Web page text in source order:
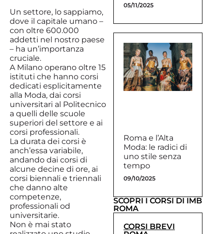
Un settore, lo sappiamo,
dove il capitale umano –
con oltre 600.000
addetti nel nostro paese
– ha un’importanza
cruciale.
A Milano operano oltre 15
istituti che hanno corsi
dedicati esplicitamente
alla Moda, dai corsi
universitari al Politecnico
a quelli delle scuole
superiori del settore e ai
corsi professionali.
La durata dei corsi è
anch’essa variabile,
andando dai corsi di
alcune decine di ore, ai
corsi biennali e triennali
che danno alte
competenze,
professionali od
universitarie.
Non è mai stato
05/11/2025
Roma e l’Alta
Moda: le radici di
uno stile senza
tempo
09/10/2025
SCOPRI I CORSI DI IMB
ROMA
CORSI BREVI